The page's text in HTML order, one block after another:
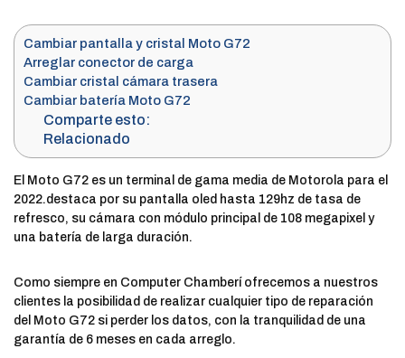
Cambiar pantalla y cristal Moto G72
Arreglar conector de carga
Cambiar cristal cámara trasera
Cambiar batería Moto G72
Comparte esto:
Relacionado
El Moto G72 es un terminal de gama media de Motorola para el
2022.destaca por su pantalla oled hasta 129hz de tasa de
refresco, su cámara con módulo principal de 108 megapixel y
una batería de larga duración.
Como siempre en Computer Chamberí ofrecemos a nuestros
clientes la posibilidad de realizar cualquier tipo de reparación
del Moto G72 si perder los datos, con la tranquilidad de una
garantía de 6 meses en cada arreglo.